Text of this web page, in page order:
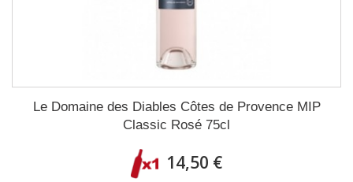
Le Domaine des Diables Côtes de Provence MIP
Classic Rosé 75cl
14,50 €